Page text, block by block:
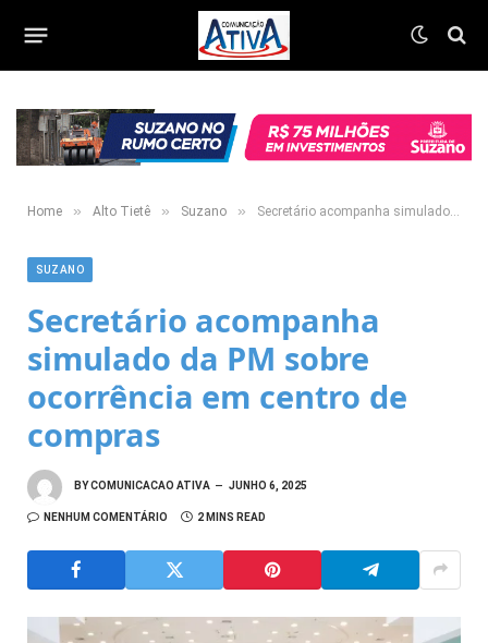
Home » Alto Tietê » Suzano » Secretário acompanha simulado da PM sobre ocorrência em centro de compras
SUZANO
Secretário acompanha
simulado da PM sobre
ocorrência em centro de
compras
BYCOMUNICACAO ATIVA JUNHO 6, 2025
NENHUM COMENTÁRIO 2 MINS READ